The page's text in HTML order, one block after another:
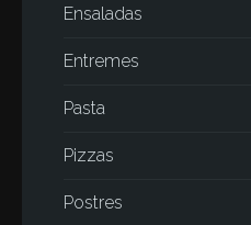
Ensaladas
Entremes
Pasta
Pizzas
Postres